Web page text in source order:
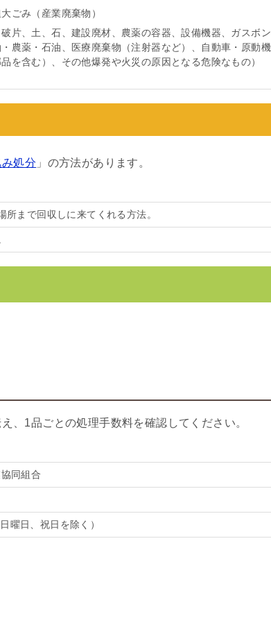
ごみ（産業廃棄物）
片、土、石、建設廃材、農薬の容器、設備機器、ガスボン
農薬・石油、医療廃棄物（注射器など）、自動車・原動機
を含む）、その他爆発や火災の原因となる危険なもの）
処分 」の方法があります。
まで回収しに来てくれる方法。
、1品ごとの処理手数料を確認してください。
同組合
曜日、祝日を除く）